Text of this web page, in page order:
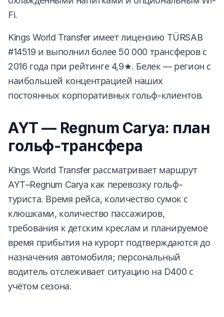
Fi.
Kings World Transfer имеет лицензию TÜRSAB
#14519 и выполнил более 50 000 трансферов с
2016 года при рейтинге 4,9★. Белек — регион с
наибольшей концентрацией наших
постоянных корпоративных гольф-клиентов.
AYT — Regnum Carya: план
гольф-трансфера
Kings World Transfer рассматривает маршрут
AYT–Regnum Carya как перевозку гольф-
туриста. Время рейса, количество сумок с
клюшками, количество пассажиров,
требования к детским креслам и планируемое
время прибытия на курорт подтверждаются до
назначения автомобиля; персональный
водитель отслеживает ситуацию на D400 с
учётом сезона.